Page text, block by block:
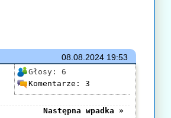
08.08.202419:53
Głosy: 6
Komentarze: 3
Następna wpadka »